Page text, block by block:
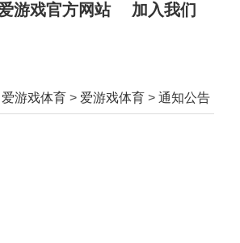
游戏官方网站 加入我们
爱游戏体育 > 爱游戏体育 > 通知公告